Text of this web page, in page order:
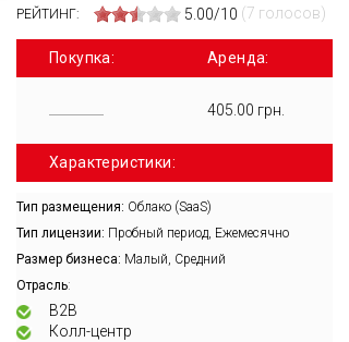
РЕЙТИНГ: 5.00/10 (7 голосов)
Покупка: Аренда:
405.00 грн.
Характеристики:
Тип размещения: Облако (SaaS)
Тип лицензии: Пробный период, Ежемесячно
Размер бизнеса: Малый, Средний
Отрасль:
B2B
Колл-центр